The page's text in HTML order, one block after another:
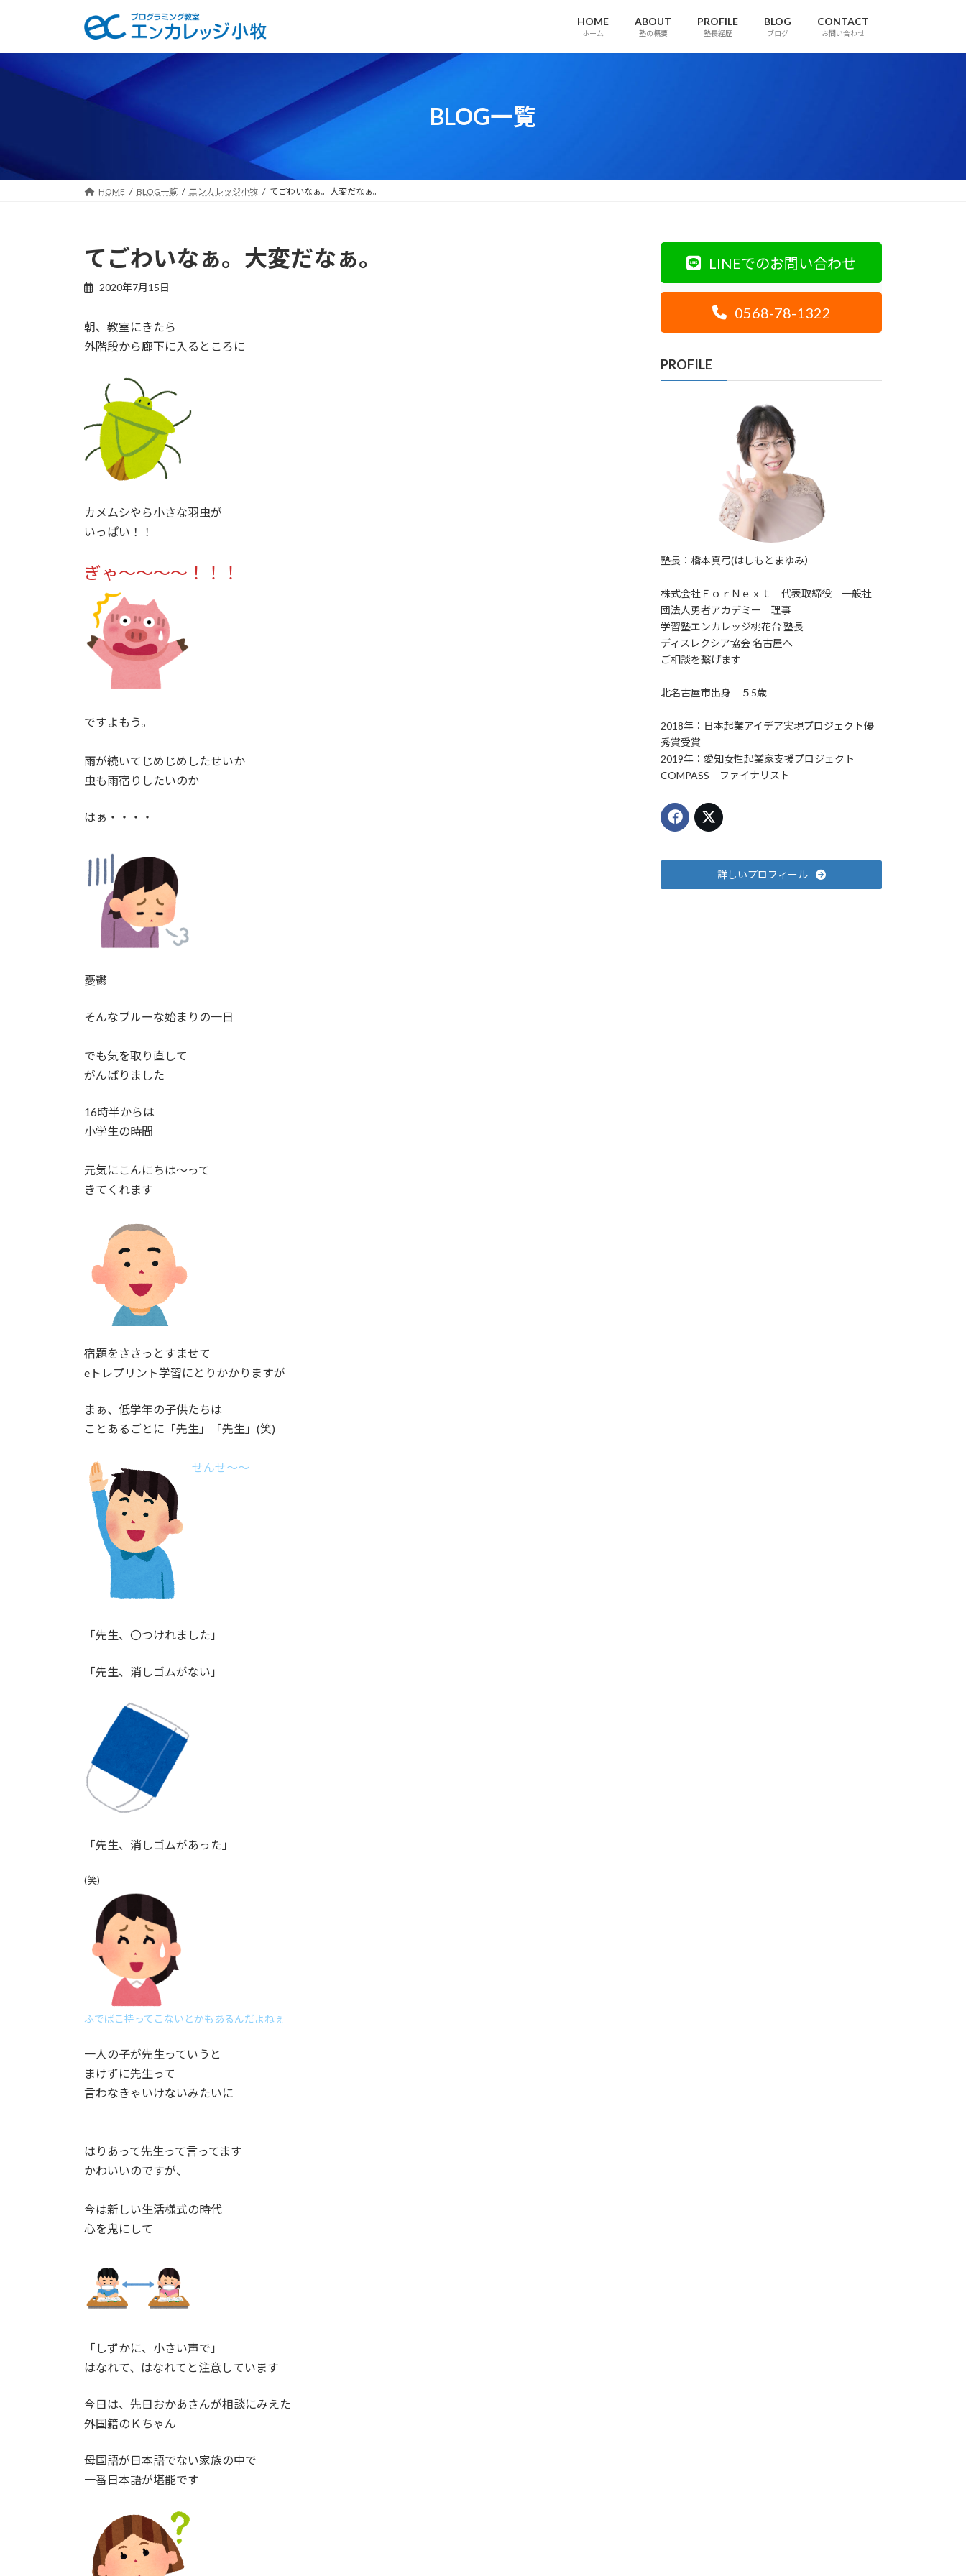
プ
動
HOME
ホーム
ABOUT
塾の概要
PROFILE
塾長経歴
BLOG
ブログ
CONTACT
お問い合わせ
BLOG一覧
HOME BLOG一覧 エンカレッジ小牧 てごわいなぁ。大変だなぁ。
てごわいなぁ。大変だなぁ。
2020年7月15日
朝、教室にきたら
外階段から廊下に入るところに
カメムシやら小さな羽虫が
いっぱい！！
ぎゃ～～～～！！！
ですよもう。
雨が続いてじめじめしたせいか
虫も雨宿りしたいのか
はぁ・・・・
憂鬱
そんなブルーな始まりの一日
でも気を取り直して
がんばりました
16時半からは
小学生の時間
元気にこんにちは～って
きてくれます
宿題をささっとすませて
eトレプリント学習にとりかかりますが
まぁ、低学年の子供たちは
ことあるごとに「先生」「先生」(笑)
せんせ～～
「先生、〇つけれました」
「先生、消しゴムがない」
「先生、消しゴムがあった」
(笑)
ふでばこ持ってこないとかもあるんだよねぇ
一人の子が先生っていうと
まけずに先生って
言わなきゃいけないみたいに
はりあって先生って言ってます
かわいいのですが、
今は新しい生活様式の時代
心を鬼にして
「しずかに、小さい声で」
はなれて、はなれてと注意しています
今日は、先日おかあさんが相談にみえた
外国籍のＫちゃん
母国語が日本語でない家族の中で
一番日本語が堪能です
LINEでのお問い合わせ
0568-78-1322
PROFILE
塾長：橋本真弓(はしもとまゆみ）
株式会社ＦｏｒＮｅｘｔ 代表取締役 一般社
団法人勇者アカデミー 理事
学習塾エンカレッジ桃花台 塾長
ディスレクシア協会 名古屋へ
ご相談を繋げます
北名古屋市出身 ５5歳
2018年：日本起業アイデア実現プロジェクト優
秀賞受賞
2019年：愛知女性起業家支援プロジェクト
COMPASS ファイナリスト
詳しいプロフィール